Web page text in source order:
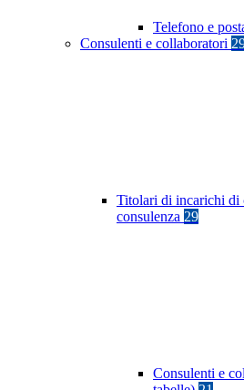
Telefono e
Consulenti e collaboratori
Titolari di incarichi di
consulenza 29
Consulenti e